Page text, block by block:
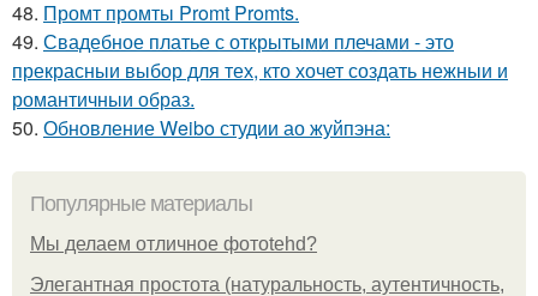
48. Промт промты Promt Promts.
49. Свадебное платье с открытыми плечами - это
прекрасныи выбор для тех, кто хочет создать нежныи и
романтичныи образ.
50. Обновление Weibo студии ао жуйпэна:
Популярные материалы
Мы делаем отличное фотоtehd?
Элегантная простота (натуральность, аутентичность,